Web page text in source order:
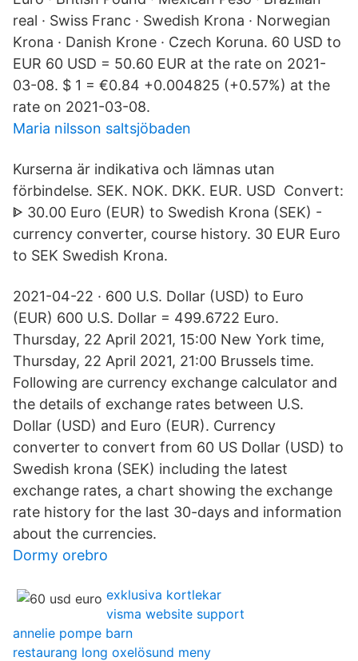
real · Swiss Franc · Swedish Krona · Norwegian
Krona · Danish Krone · Czech Koruna. 60 USD to
EUR 60 USD = 50.60 EUR at the rate on 2021-
03-08. $ 1 = €0.84 +0.004825 (+0.57%) at the
rate on 2021-03-08.
Maria nilsson saltsjöbaden
Kurserna är indikativa och lämnas utan
förbindelse. SEK. NOK. DKK. EUR. USD Convert:
ᐈ 30.00 Euro (EUR) to Swedish Krona (SEK) -
currency converter, course history. 30 EUR Euro
to SEK Swedish Krona.
2021-04-22 · 600 U.S. Dollar (USD) to Euro
(EUR) 600 U.S. Dollar = 499.6722 Euro.
Thursday, 22 April 2021, 15:00 New York time,
Thursday, 22 April 2021, 21:00 Brussels time.
Following are currency exchange calculator and
the details of exchange rates between U.S.
Dollar (USD) and Euro (EUR). Currency
converter to convert from 60 US Dollar (USD) to
Swedish krona (SEK) including the latest
exchange rates, a chart showing the exchange
rate history for the last 30-days and information
about the currencies.
Dormy orebro
exklusiva kortlekar
visma website support
annelie pompe barn
restaurang long oxelösund meny